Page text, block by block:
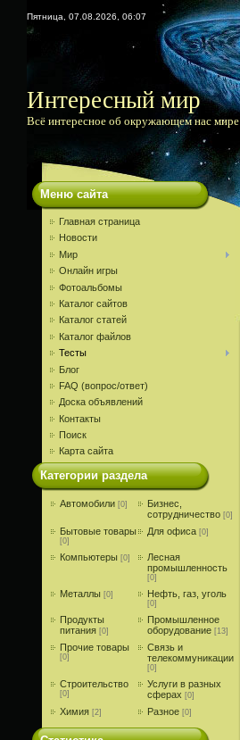
Пятница, 07.08.2026, 06:07
Интересный мир
Всё интересное об окружающем нас мире
Меню сайта
Главная страница
Новости
Мир
Онлайн игры
Фотоальбомы
Каталог сайтов
Каталог статей
Каталог файлов
Тесты
Блог
FAQ (вопрос/ответ)
Доска объявлений
Контакты
Поиск
Карта сайта
Категории раздела
Автомобили [0]
Бизнес,
сотрудничество [0]
Бытовые товары
[0]
Для офиса [0]
Компьютеры [0]
Лесная
промышленность
[0]
Металлы [0] Нефть, газ, уголь
[0]
Продукты
питания [0]
Промышленное
оборудование [13]
Прочие товары
[0]
Связь и
телекоммуникации
[0]
Строительство
[0]
Услуги в разных
сферах [0]
Химия [2] Разное [0]